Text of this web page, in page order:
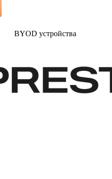
BYOD устройства